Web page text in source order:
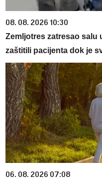
08. 08. 2026 10:30
Zemljotres zatresao salu
zaštitili pacijenta dok je
06. 08. 2026 07:08